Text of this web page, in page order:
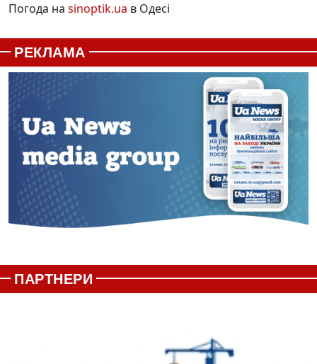
Погода на sinoptik.ua в Одесі
РЕКЛАМА
ПАРТНЕРИ